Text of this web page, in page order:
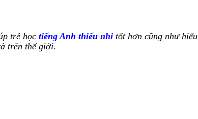
trẻ học tiếng Anh thiếu nhi tốt hơn cũng như hiểu
trên thế giới.